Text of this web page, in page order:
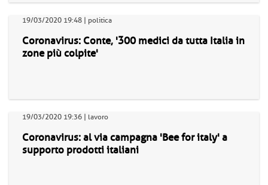
19/03/2020 19:48 | politica
Coronavirus: Conte, '300 medici da tutta Italia in
zone più colpite'
19/03/2020 19:36 | lavoro
Coronavirus: al via campagna 'Bee for italy' a
supporto prodotti italiani